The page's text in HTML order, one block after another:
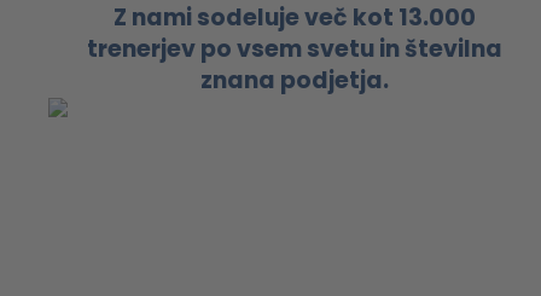
Z nami sodeluje več kot 13.000
trenerjev po vsem svetu in številna
znana podjetja.